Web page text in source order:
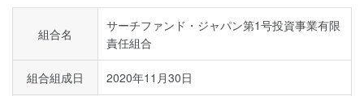
組合名
サーチファンド・ジャパン第1号投資事業有限
責任組合
組合組成日 2020年11月30日